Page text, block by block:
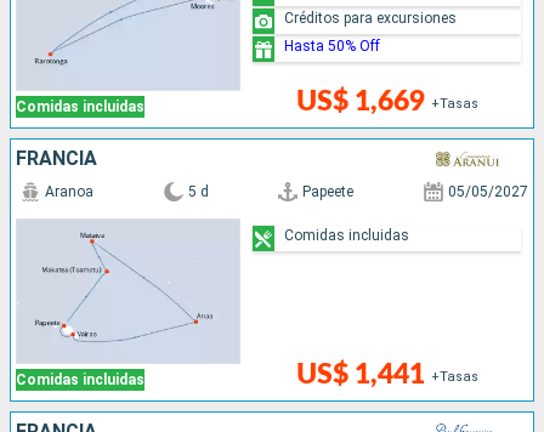
Comidas incluidas US$ 1,669 +Tasas
Créditos para excursiones
Hasta 50% Off
FRANCIA
Comidas incluidas
Aranoa 5 d Papeete 05/05/2027
US$ 1,441 +Tasas
Comidas incluidas